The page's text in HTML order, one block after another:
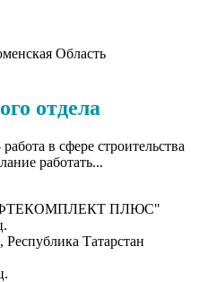
Область
отдела
в сфере строительства
работать...
ПЛЮС"
Татарстан